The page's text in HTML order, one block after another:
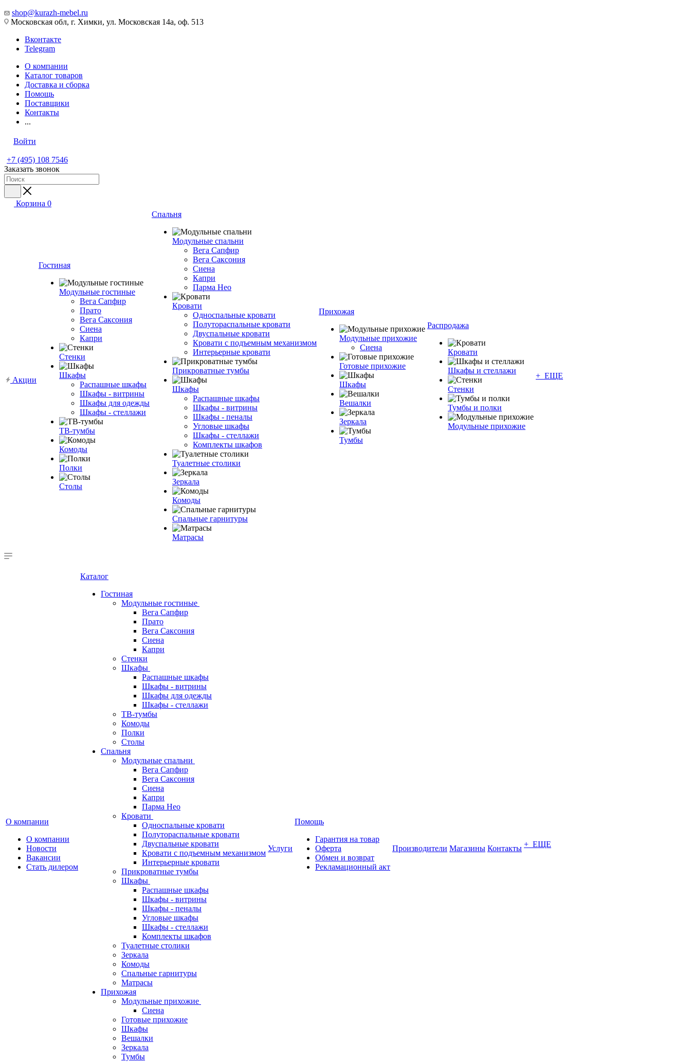
shop@kurazh-mebel.ru
Московская обл, г. Химки, ул. Московская 14а, оф. 513
Вконтакте
Telegram
О компании
Каталог товаров
Доставка и сборка
Помощь
Поставщики
Контакты
...
Войти
+7 (495) 108 7546
Заказать звонок
Корзина 0
Акции
Гостиная
Модульные гостиные
Вега Сапфир
Прато
Вега Саксония
Сиена
Капри
Стенки
Шкафы
Распашные шкафы
Шкафы - витрины
Шкафы для одежды
Шкафы - стеллажи
ТВ-тумбы
Комоды
Полки
Столы
Спальня
Модульные спальни
Вега Сапфир
Вега Саксония
Сиена
Капри
Парма Нео
Кровати
Односпальные кровати
Полутораспальные кровати
Двуспальные кровати
Кровати с подъемным механизмом
Интерьерные кровати
Прикроватные тумбы
Шкафы
Распашные шкафы
Шкафы - витрины
Шкафы - пеналы
Угловые шкафы
Шкафы - стеллажи
Комплекты шкафов
Туалетные столики
Зеркала
Комоды
Спальные гарнитуры
Матрасы
Прихожая
Модульные прихожие
Сиена
Готовые прихожие
Шкафы
Вешалки
Зеркала
Тумбы
Распродажа
Кровати
Шкафы и стеллажи
Стенки
Тумбы и полки
Модульные прихожие
+ ЕЩЕ
О компании
О компании
Новости
Вакансии
Стать дилером
Каталог
Гостиная
Модульные гостиные
Вега Сапфир
Прато
Вега Саксония
Сиена
Капри
Стенки
Шкафы
Распашные шкафы
Шкафы - витрины
Шкафы для одежды
Шкафы - стеллажи
ТВ-тумбы
Комоды
Полки
Столы
Спальня
Модульные спальни
Вега Сапфир
Вега Саксония
Сиена
Капри
Парма Нео
Кровати
Односпальные кровати
Полутораспальные кровати
Двуспальные кровати
Кровати с подъемным механизмом
Интерьерные кровати
Прикроватные тумбы
Шкафы
Распашные шкафы
Шкафы - витрины
Шкафы - пеналы
Угловые шкафы
Шкафы - стеллажи
Комплекты шкафов
Туалетные столики
Зеркала
Комоды
Спальные гарнитуры
Матрасы
Прихожая
Модульные прихожие
Сиена
Готовые прихожие
Шкафы
Вешалки
Зеркала
Тумбы
Услуги
Помощь
Гарантия на товар
Оферта
Обмен и возврат
Рекламационный акт
Производители Магазины Контакты + ЕЩЕ